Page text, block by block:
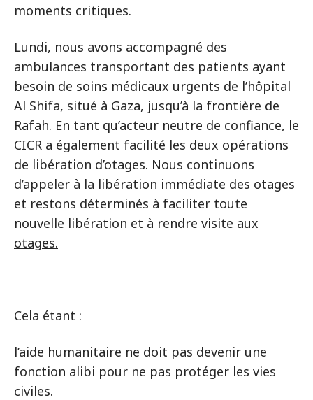
moments critiques.
Lundi, nous avons accompagné des
ambulances transportant des patients ayant
besoin de soins médicaux urgents de l’hôpital
Al Shifa, situé à Gaza, jusqu’à la frontière de
Rafah. En tant qu’acteur neutre de confiance, le
CICR a également facilité les deux opérations
de libération d’otages. Nous continuons
d’appeler à la libération immédiate des otages
et restons déterminés à faciliter toute
nouvelle libération et à rendre visite aux
otages.
Cela étant :
l’aide humanitaire ne doit pas devenir une
fonction alibi pour ne pas protéger les vies
civiles.